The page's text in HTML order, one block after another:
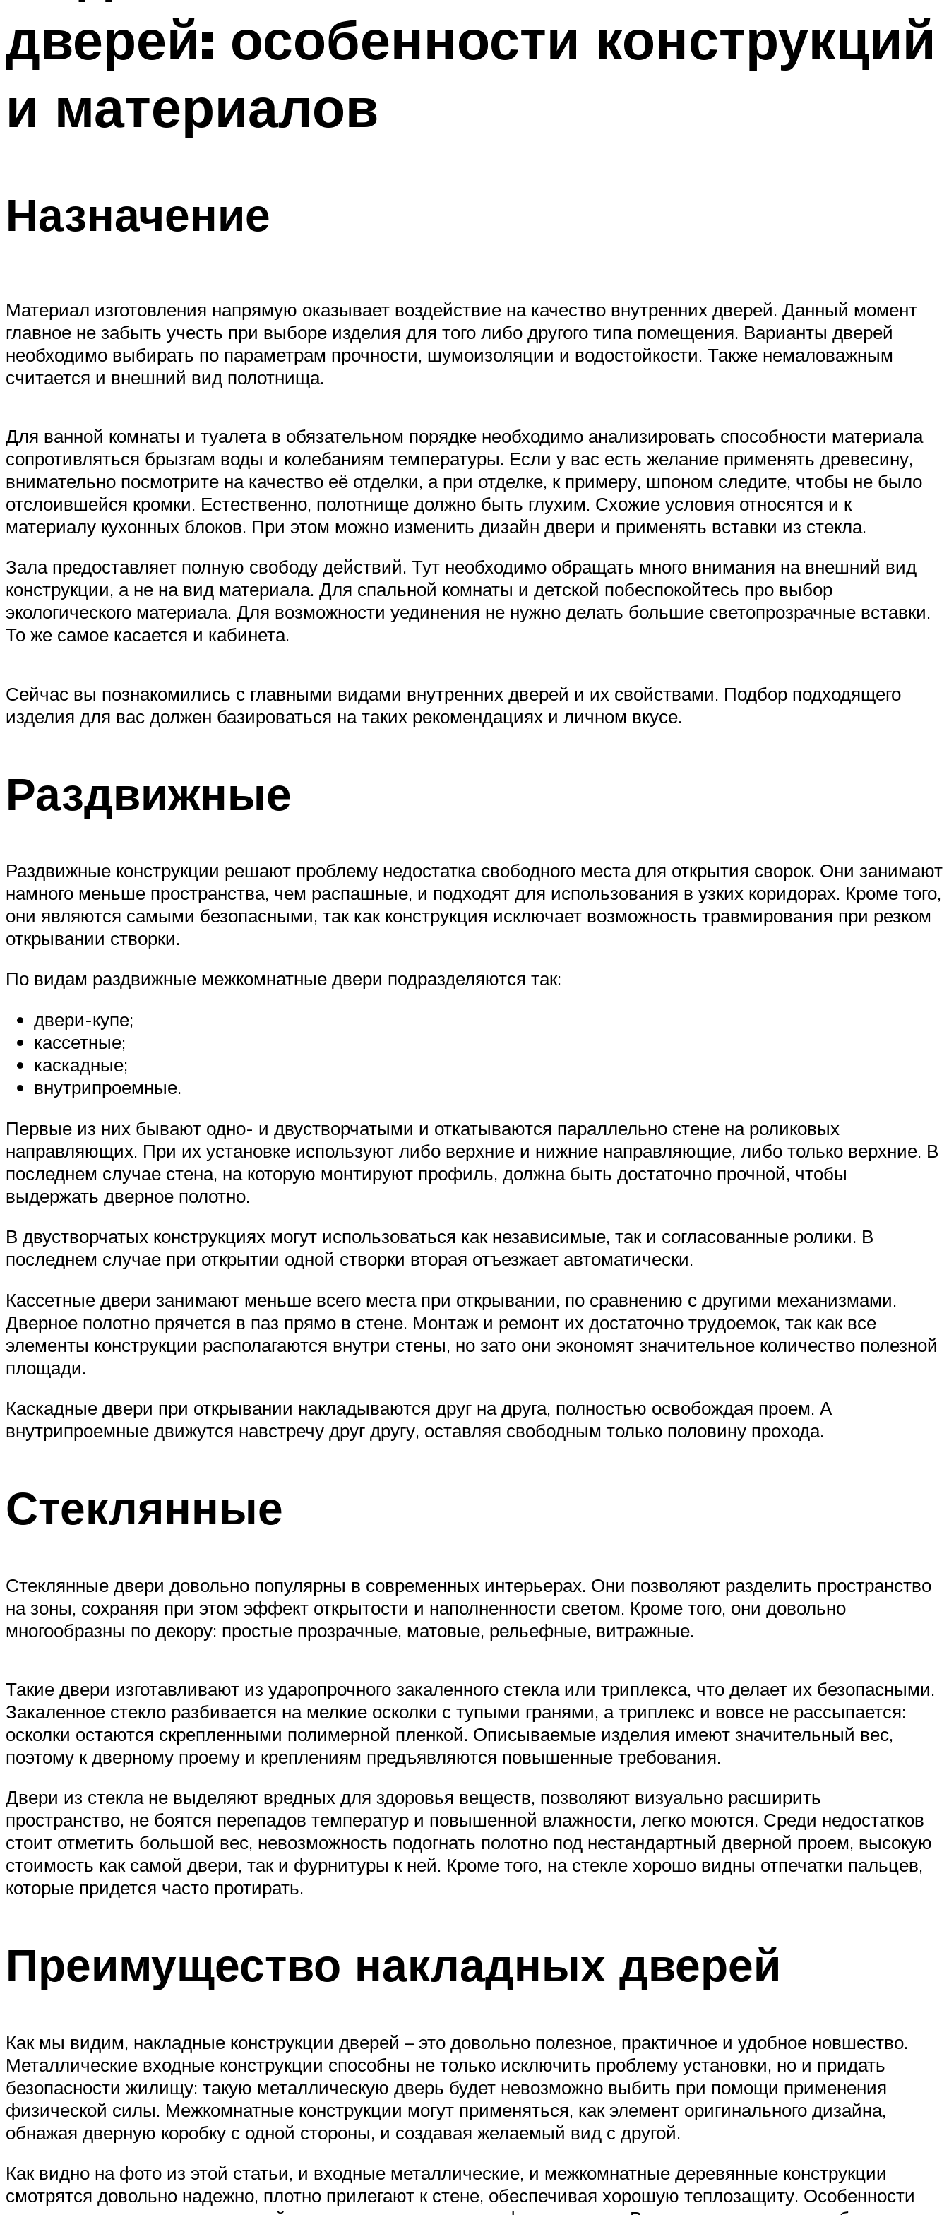
дверей: особенности конструкций
и материалов
Назначение
Материал изготовления напрямую оказывает воздействие на качество внутренних дверей. Данный момент
главное не забыть учесть при выборе изделия для того либо другого типа помещения. Варианты дверей
необходимо выбирать по параметрам прочности, шумоизоляции и водостойкости. Также немаловажным
считается и внешний вид полотнища.
Для ванной комнаты и туалета в обязательном порядке необходимо анализировать способности материала
сопротивляться брызгам воды и колебаниям температуры. Если у вас есть желание применять древесину,
внимательно посмотрите на качество её отделки, а при отделке, к примеру, шпоном следите, чтобы не было
отслоившейся кромки. Естественно, полотнище должно быть глухим. Схожие условия относятся и к
материалу кухонных блоков. При этом можно изменить дизайн двери и применять вставки из стекла.
Зала предоставляет полную свободу действий. Тут необходимо обращать много внимания на внешний вид
конструкции, а не на вид материала. Для спальной комнаты и детской побеспокойтесь про выбор
экологического материала. Для возможности уединения не нужно делать большие светопрозрачные вставки.
То же самое касается и кабинета.
Сейчас вы познакомились с главными видами внутренних дверей и их свойствами. Подбор подходящего
изделия для вас должен базироваться на таких рекомендациях и личном вкусе.
Раздвижные
Раздвижные конструкции решают проблему недостатка свободного места для открытия сворок. Они занимают
намного меньше пространства, чем распашные, и подходят для использования в узких коридорах. Кроме того,
они являются самыми безопасными, так как конструкция исключает возможность травмирования при резком
открывании створки.
По видам раздвижные межкомнатные двери подразделяются так:
двери-купе;
кассетные;
каскадные;
внутрипроемные.
Первые из них бывают одно- и двустворчатыми и откатываются параллельно стене на роликовых
направляющих. При их установке используют либо верхние и нижние направляющие, либо только верхние. В
последнем случае стена, на которую монтируют профиль, должна быть достаточно прочной, чтобы
выдержать дверное полотно.
В двустворчатых конструкциях могут использоваться как независимые, так и согласованные ролики. В
последнем случае при открытии одной створки вторая отъезжает автоматически.
Кассетные двери занимают меньше всего места при открывании, по сравнению с другими механизмами.
Дверное полотно прячется в паз прямо в стене. Монтаж и ремонт их достаточно трудоемок, так как все
элементы конструкции располагаются внутри стены, но зато они экономят значительное количество полезной
площади.
Каскадные двери при открывании накладываются друг на друга, полностью освобождая проем. А
внутрипроемные движутся навстречу друг другу, оставляя свободным только половину прохода.
Стеклянные
Стеклянные двери довольно популярны в современных интерьерах. Они позволяют разделить пространство
на зоны, сохраняя при этом эффект открытости и наполненности светом. Кроме того, они довольно
многообразны по декору: простые прозрачные, матовые, рельефные, витражные.
Такие двери изготавливают из ударопрочного закаленного стекла или триплекса, что делает их безопасными.
Закаленное стекло разбивается на мелкие осколки с тупыми гранями, а триплекс и вовсе не рассыпается:
осколки остаются скрепленными полимерной пленкой. Описываемые изделия имеют значительный вес,
поэтому к дверному проему и креплениям предъявляются повышенные требования.
Двери из стекла не выделяют вредных для здоровья веществ, позволяют визуально расширить
пространство, не боятся перепадов температур и повышенной влажности, легко моются. Среди недостатков
стоит отметить большой вес, невозможность подогнать полотно под нестандартный дверной проем, высокую
стоимость как самой двери, так и фурнитуры к ней. Кроме того, на стекле хорошо видны отпечатки пальцев,
которые придется часто протирать.
Преимущество накладных дверей
Как мы видим, накладные конструкции дверей – это довольно полезное, практичное и удобное новшество.
Металлические входные конструкции способны не только исключить проблему установки, но и придать
безопасности жилищу: такую металлическую дверь будет невозможно выбить при помощи применения
физической силы. Межкомнатные конструкции могут применяться, как элемент оригинального дизайна,
обнажая дверную коробку с одной стороны, и создавая желаемый вид с другой.
Как видно на фото из этой статьи, и входные металлические, и межкомнатные деревянные конструкции
смотрятся довольно надежно, плотно прилегают к стене, обеспечивая хорошую теплозащиту. Особенности